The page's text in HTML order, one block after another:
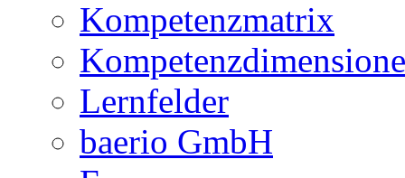
Kompetenzmatrix
Lernfelder
baerio GmbH